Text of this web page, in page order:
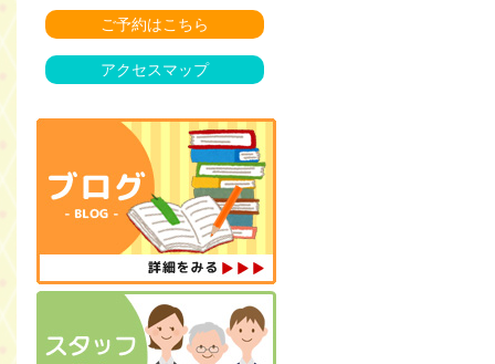
ご予約はこちら
アクセスマップ